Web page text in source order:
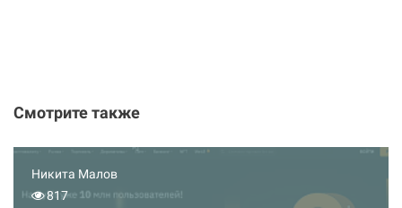
Смотрите также
Никита Малов
817